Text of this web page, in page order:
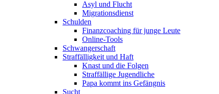
Asyl und Flucht
Migrationsdienst
Schulden
Finanzcoaching für junge Leute
Online-Tools
Schwangerschaft
Straffälligkeit und Haft
Knast und die Folgen
Straffällige Jugendliche
Papa kommt ins Gefängnis
Sucht